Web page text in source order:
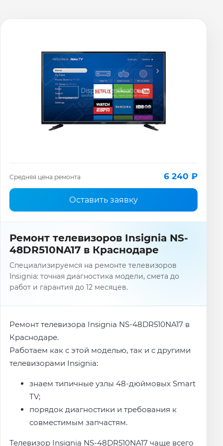
Средняя цена ремонта 6 240 ₽
Оставить заявку
Ремонт телевизоров Insignia NS-
48DR510NA17 в Краснодаре
Специализируемся на ремонте телевизоров
Insignia: точная диагностика модели, смета до
работ и гарантия до 12 месяцев.
Ремонт телевизора Insignia NS-48DR510NA17 в
Краснодаре.
Работаем как с этой моделью, так и с другими
телевизорами Insignia:
знаем типичные узлы 48-дюймовых Smart
TV;
порядок диагностики и требования к
совместимым запчастям.
Телевизор Insignia NS-48DR510NA17 чаще всего